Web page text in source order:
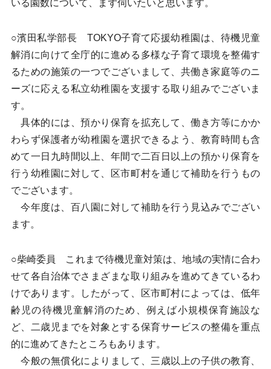
いる園数について、まず伺いたいと思います。
○濱田私学部長 TOKYO子育て応援幼稚園は、待機児童
解消に向けて全庁的に進める多様な子育て環境を整備す
るための施策の一つでございまして、共働き家庭等のニ
ーズに応える私立幼稚園を支援する取り組みでございま
す。
具体的には、預かり保育を拡充して、働き方等にかか
わらず保護者が幼稚園を選択できるよう、教育時間も含
めて一日九時間以上、年間で二百日以上の預かり保育を
行う幼稚園に対して、区市町村を通じて補助を行うもの
でございます。
今年度は、百八園に対して補助を行う見込みでござい
ます。
○柴崎委員 これまで待機児童対策は、地域の実情に合わ
せて各自治体でさまざまな取り組みを進めてきているわ
けであります。したがって、区市町村によっては、低年
齢児の待機児童解消のため、例えば小規模保育施設な
ど、二歳児までを対象とする保育サービスの整備を重点
的に進めてきたところもあります。
今般の無償化によりまして、三歳以上の子供の教育、